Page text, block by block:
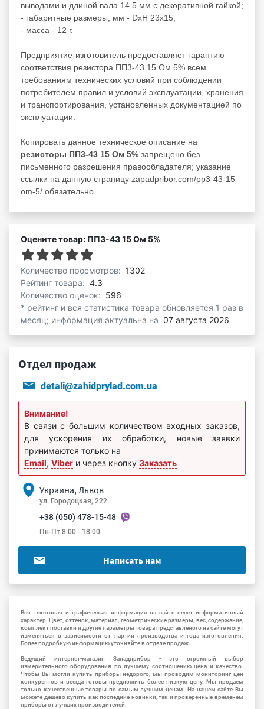
выводами и длиной вала 14.5 мм с декоративной гайкой;
- габаритные размеры, мм - DxH 23x15;
- масса - 12 г.
Предприятие-изготовитель предоставляет гарантию
соответствия резистора ПП3-43 15 Ом 5% всем
требованиям технических условий при соблюдении
потребителем правил и условий эксплуатации, хранения
и транспортирования, установленных документацией по
эксплуатации.
Копировать данное техническое описание на
резисторы ПП3-43 15 Ом 5% запрещено без
письменного разрешения правообладателя; указание
ссылки на данную страницу zapadpribor.com/pp3-43-15-
om-5/ обязательно.
Оцените товар: ПП3-43 15 Ом 5%
Количество просмотров: 1302
Рейтинг товара: 4.3
Количество оценок: 596
* рейтинг и вся статистика товара обновляется 1 раз в
месяц; информация актуальна на 07 августа 2026
Отдел продаж
detali@zahidprylad.com.ua
Внимание!
В связи с большим количеством входных заказов,
для ускорения их обработки, новые заявки
принимаются только на
Email, Viber и через кнопку Заказать
Украина, Львов
ул. Городоцкая, 222
+38 (050) 478-15-48
Пн-Пт 8:00 - 18:00
Написать нам
Вся текстовая и графическая информация на сайте несет информативный
характер. Цвет, оттенок, материал, геометрические размеры, вес, содержание,
комплект поставки и другие параметры товара представленого на сайте могут
изменяться в зависимости от партии производства и года изготовления.
Более подробную информацию уточняйте в отделе продаж.
Ведущий интернет-магазин Западприбор - это огромный выбор
измерительного оборудования по лучшему соотношению цена и качество.
Чтобы Вы могли купить приборы недорого, мы проводим мониторинг цен
конкурентов и всегда готовы предложить более низкую цену. Мы продаем
только качественные товары по самым лучшим ценам. На нашем сайте Вы
можете дешево купить как последние новинки, так и проверенные временем
приборы от лучших производителей.